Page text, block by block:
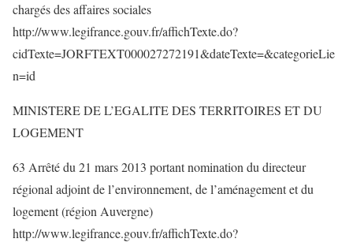
chargés des affaires sociales
http://www.legifrance.gouv.fr/affichTexte.do?
cidTexte=JORFTEXT000027272191&dateTexte=&categorieLie
n=id
MINISTERE DE L’EGALITE DES TERRITOIRES ET DU
LOGEMENT
63 Arrêté du 21 mars 2013 portant nomination du directeur
régional adjoint de l’environnement, de l’aménagement et du
logement (région Auvergne)
http://www.legifrance.gouv.fr/affichTexte.do?